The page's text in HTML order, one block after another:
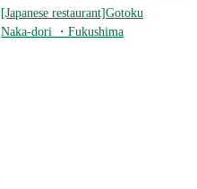
[Japanese restaurant]Gotoku
Naka-dori ・ Fukushima